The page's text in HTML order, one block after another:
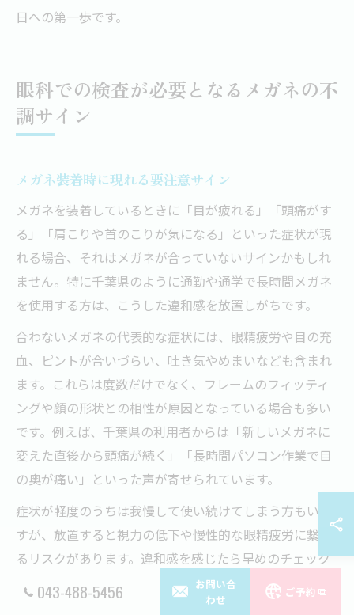
日への第一歩です。
眼科での検査が必要となるメガネの不
調サイン
メガネ装着時に現れる要注意サイン
メガネを装着しているときに「目が疲れる」「頭痛がす
る」「肩こりや首のこりが気になる」といった症状が現
れる場合、それはメガネが合っていないサインかもしれ
ません。特に千葉県のように通勤や通学で長時間メガネ
を使用する方は、こうした違和感を放置しがちです。
合わないメガネの代表的な症状には、眼精疲労や目の充
血、ピントが合いづらい、吐き気やめまいなども含まれ
ます。これらは度数だけでなく、フレームのフィッティ
ングや顔の形状との相性が原因となっている場合も多い
です。例えば、千葉県の利用者からは「新しいメガネに
変えた直後から頭痛が続く」「長時間パソコン作業で目
の奥が痛い」といった声が寄せられています。
症状が軽度のうちは我慢して使い続けてしまう方もいま
すが、放置すると視力の低下や慢性的な眼精疲労に繋が
るリスクがあります。違和感を感じたら早めのチェック
と調整が大切です。
043-488-5456
お問い合
わせ
ご予約